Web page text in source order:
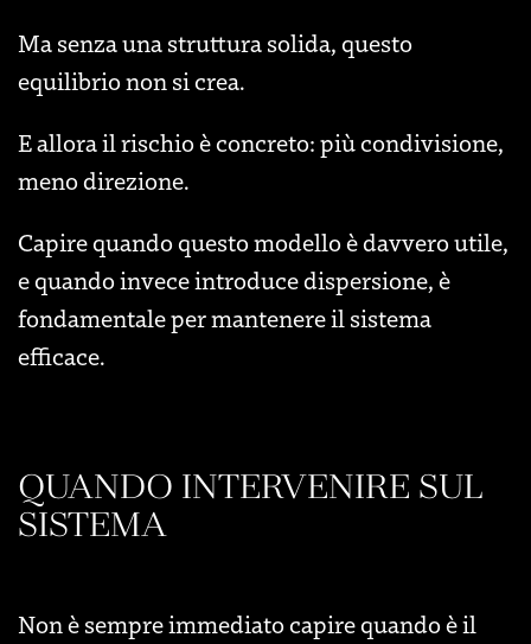
Ma senza una struttura solida, questo
equilibrio non si crea.
E allora il rischio è concreto: più condivisione,
meno direzione.
Capire quando questo modello è davvero utile,
e quando invece introduce dispersione, è
fondamentale per mantenere il sistema
efficace.
QUANDO INTERVENIRE SUL
SISTEMA
Non è sempre immediato capire quando è il